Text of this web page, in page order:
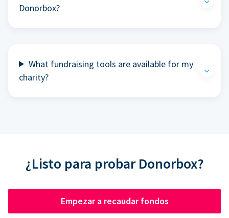
Donorbox?
What fundraising tools are available for my
charity?
¿Listo para probar Donorbox?
Empezar a recaudar fondos